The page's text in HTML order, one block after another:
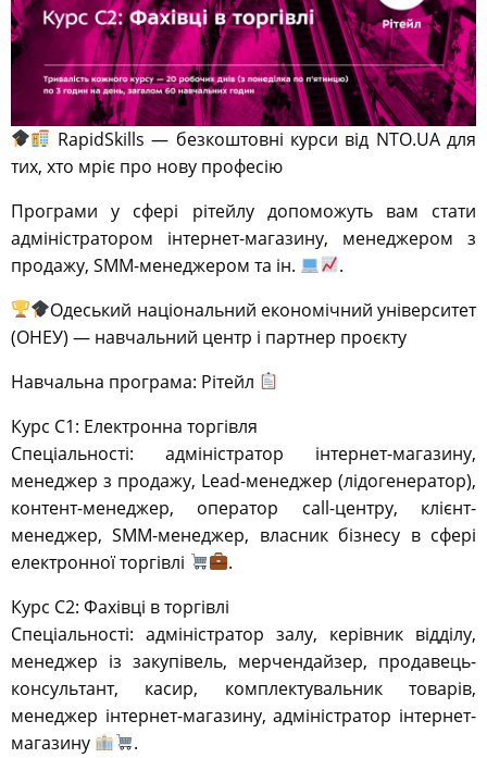
RapidSkills — безкоштовні курси від NTO.UA для
тих, хто мріє про нову професію
Програми у сфері рітейлу допоможуть вам стати
адміністратором інтернет-магазину, менеджером з
продажу, SMM-менеджером та ін.
.
Одеський національний економічний університет
(ОНЕУ) — навчальний центр і партнер проєкту
Навчальна програма: Рітейл
Курс С1: Електронна торгівля
Спеціальності: адміністратор інтернет-магазину,
менеджер з продажу, Lead-менеджер (лідогенератор),
контент-менеджер, оператор call-центру, клієнт-
менеджер, SMM-менеджер, власник бізнесу в сфері
електронної торгівлі
.
Курс С2: Фахівці в торгівлі
Спеціальності: адміністратор залу, керівник відділу,
менеджер із закупівель, мерчендайзер, продавець-
консультант, касир, комплектувальник товарів,
менеджер інтернет-магазину, адміністратор інтернет-
магазину
.